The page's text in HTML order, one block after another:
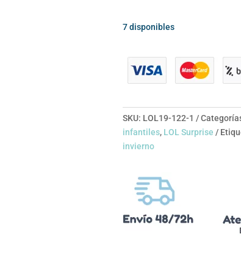
7 disponibles
SKU: LOL19-122-1
infantiles, LOL Surprise
invierno